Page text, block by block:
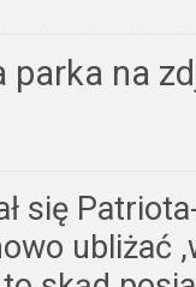
parka na
się
ubliżać